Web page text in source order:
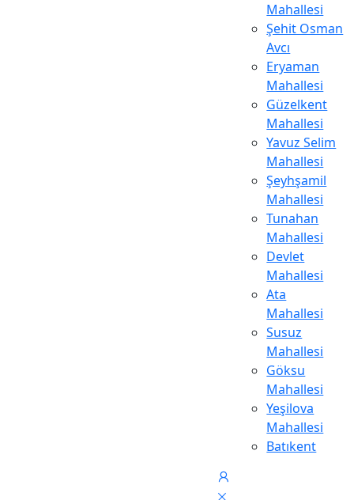
Mahallesi
Şehit Osman
Avcı
Eryaman
Mahallesi
Güzelkent
Mahallesi
Yavuz Selim
Mahallesi
Şeyhşamil
Mahallesi
Tunahan
Mahallesi
Devlet
Mahallesi
Ata
Mahallesi
Susuz
Mahallesi
Göksu
Mahallesi
Yeşilova
Mahallesi
Batıkent